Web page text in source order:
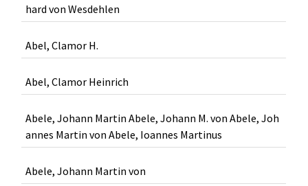
hard von Wesdehlen
Abel, Clamor H.
Abel, Clamor Heinrich
Abele, Johann Martin Abele, Johann M. von Abele, Joh
annes Martin von Abele, Ioannes Martinus
Abele, Johann Martin von